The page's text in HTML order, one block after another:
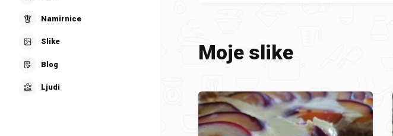
Namirnice
Slike
Blog
Ljudi
Moje slike